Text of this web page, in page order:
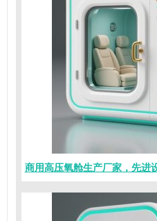
商用高压氧舱生产厂家，先进